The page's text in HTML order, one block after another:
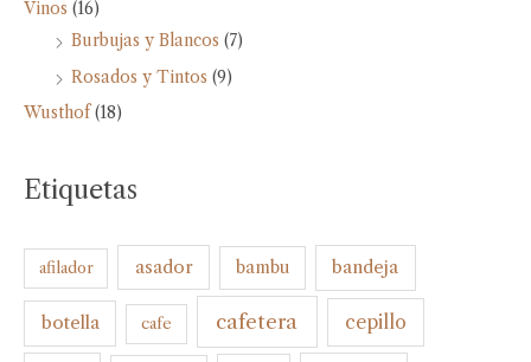
Vinos (16)
Burbujas y Blancos (7)
Rosados y Tintos (9)
Wusthof (18)
Etiquetas
afilador asador bambu bandeja
botella cafe cafetera cepillo